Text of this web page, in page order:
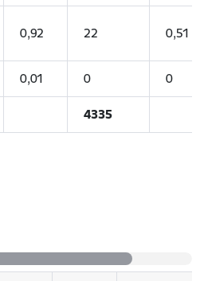
0,92 22 0,51
0,01 0 0
4335